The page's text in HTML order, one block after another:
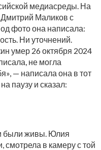
медиасреды. На
Маликов с
фото она написала:
Ни уточнений.
умер 26 октября 2024
не могла
— написала она в тот
паузу и сказал:
были живы. Юлия
смотрела в камеру с той